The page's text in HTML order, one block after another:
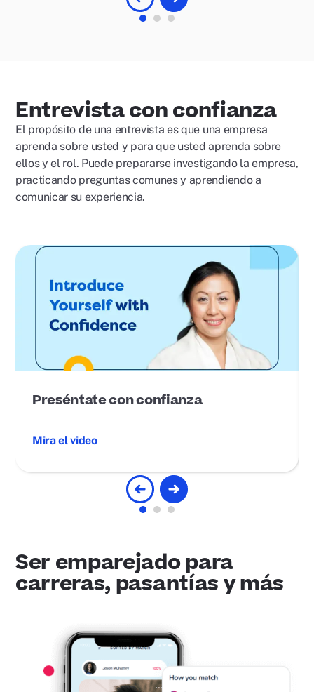
Entrevista con confianza
El propósito de una entrevista es que una empresa
aprenda sobre usted y para que usted aprenda sobre
ellos y el rol. Puede prepararse investigando la empresa,
practicando preguntas comunes y aprendiendo a
comunicar su experiencia.
Preséntate con confianza
Mira el video
Ser emparejado para
carreras, pasantías y más